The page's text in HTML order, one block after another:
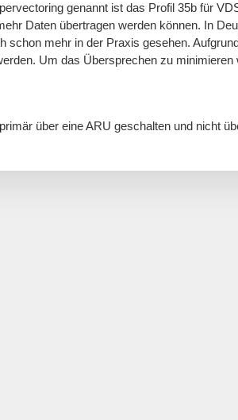
genannt ist das Profil 35b für
Daten übertragen werden können. In
schon mehr in der Praxis gesehen.
Um das Übersprechen zu minimieren
über eine ARU geschalten und nicht